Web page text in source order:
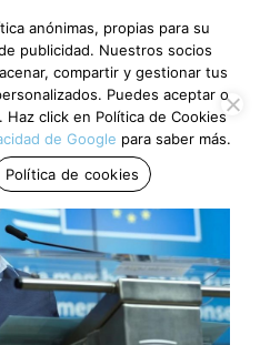
anónimas, propias para su
publicidad. Nuestros socios
compartir y gestionar tus
Puedes aceptar o
click en Política de Cookies
de Google para saber más.
Política de cookies